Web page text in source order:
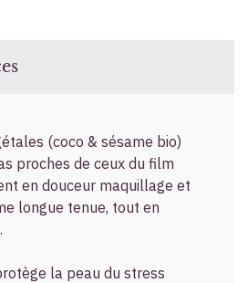
(coco & sésame bio)
proches de ceux du film
en douceur maquillage et
longue tenue, tout en
la peau du stress